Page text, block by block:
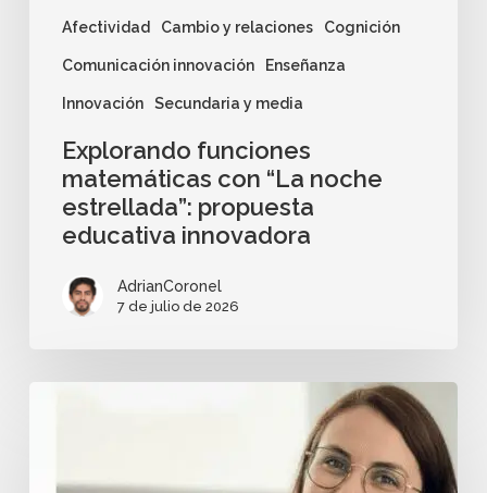
Afectividad Cambio y relaciones Cognición
Comunicación innovación Enseñanza
Innovación Secundaria y media
Explorando funciones
matemáticas con “La noche
estrellada”: propuesta
educativa innovadora
AdrianCoronel
7 de julio de 2026